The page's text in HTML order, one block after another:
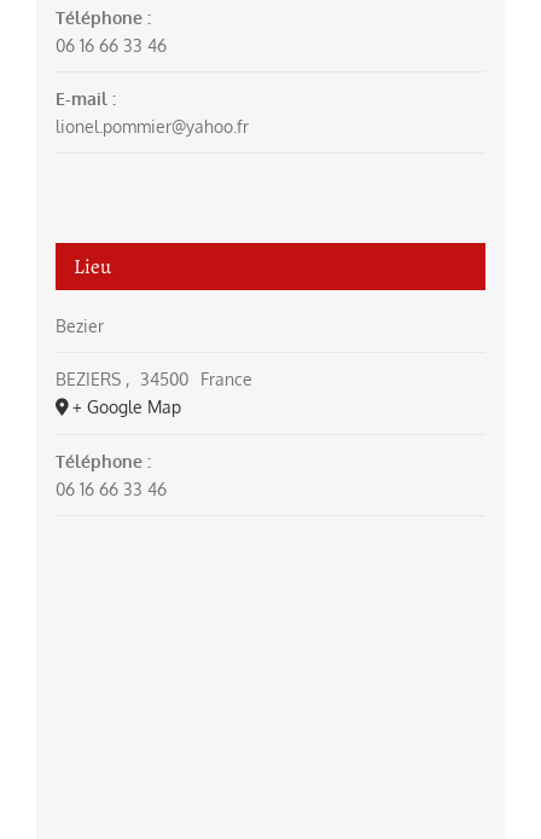
Téléphone :
06 16 66 33 46
E-mail :
lionel.pommier@yahoo.fr
Lieu
Bezier
BEZIERS , 34500
France
+ Google Map
Téléphone :
06 16 66 33 46